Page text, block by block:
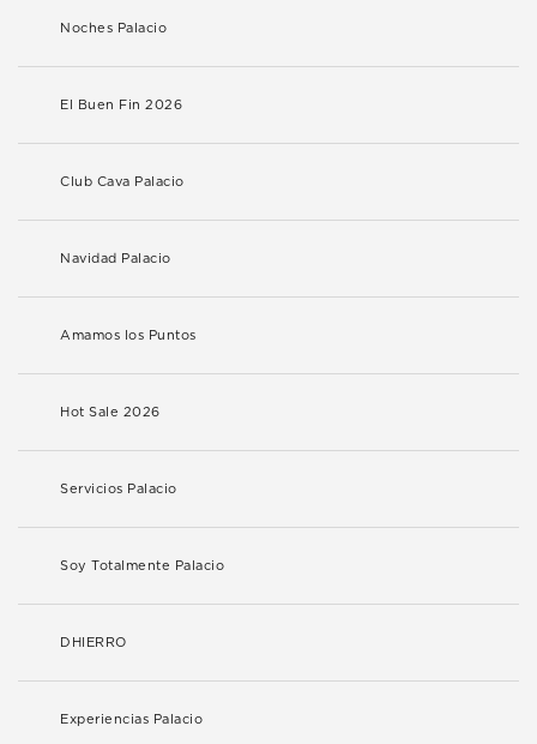
Noches Palacio
El Buen Fin 2026
Club Cava Palacio
Navidad Palacio
Amamos los Puntos
Hot Sale 2026
Servicios Palacio
Soy Totalmente Palacio
DHIERRO
Experiencias Palacio